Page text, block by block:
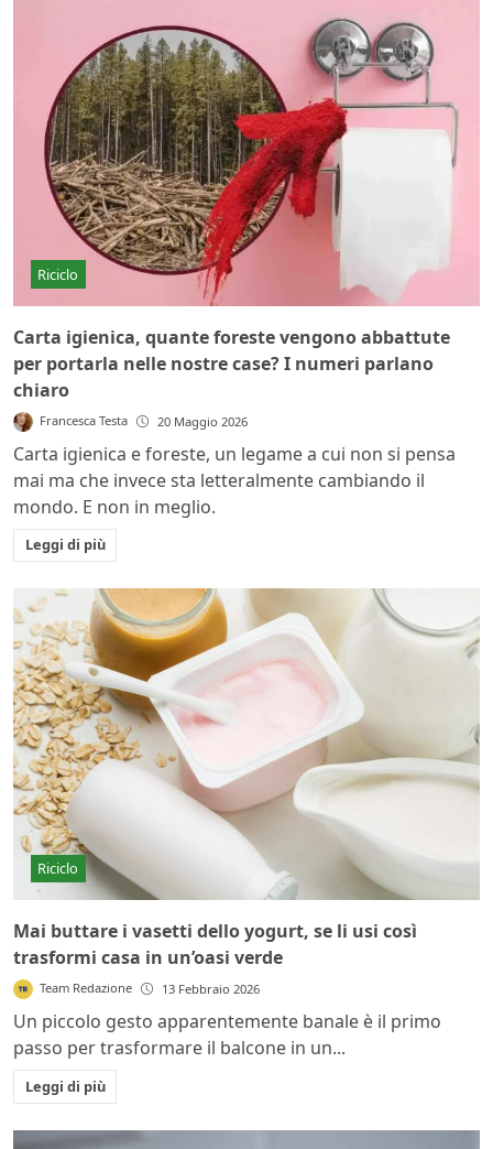
Riciclo
Carta igienica, quante foreste vengono abbattute
per portarla nelle nostre case? I numeri parlano
chiaro
Francesca Testa 20 Maggio 2026
Carta igienica e foreste, un legame a cui non si pensa
mai ma che invece sta letteralmente cambiando il
mondo. E non in meglio.
Leggi di più
Riciclo
Mai buttare i vasetti dello yogurt, se li usi così
trasformi casa in un’oasi verde
Team Redazione 13 Febbraio 2026
Un piccolo gesto apparentemente banale è il primo
passo per trasformare il balcone in un...
Leggi di più